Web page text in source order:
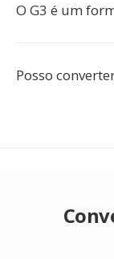
O G3 é um
Posso